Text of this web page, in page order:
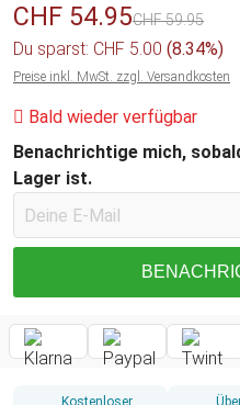
CHF 54.95CHF 59.95
Du sparst: CHF 5.00 (8.34%)
Preise inkl. MwSt. zzgl. Versandkosten
Bald wieder verfügbar
Benachrichtige mich,
Lager ist.
Kostenloser